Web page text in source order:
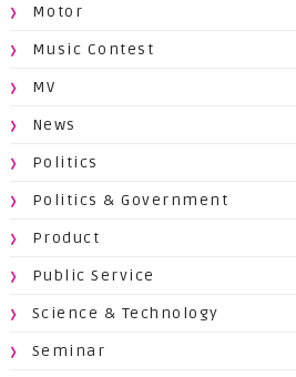
Motor
Music Contest
MV
News
Politics
Politics & Government
Product
Public Service
Science & Technology
Seminar